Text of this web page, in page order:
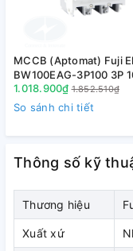
+ Kích thước nhỏ
tiền nhiệm
+ Đổi mới công
MCCB (Aptomat) Fuji
BW100EAG-3P100 3P
10kA
1.018.900₫ 1.852.510₫
So sánh chi tiết
Thông số kỹ
Thương hiệu
Xuất xứ